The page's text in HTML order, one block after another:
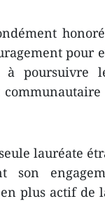
pour
poursuivre
lauréate
son
plus actif de